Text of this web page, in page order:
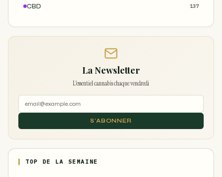
CBD 137
La Newsletter
L'essentiel cannabis chaque vendredi
S'ABONNER
TOP DE LA SEMAINE